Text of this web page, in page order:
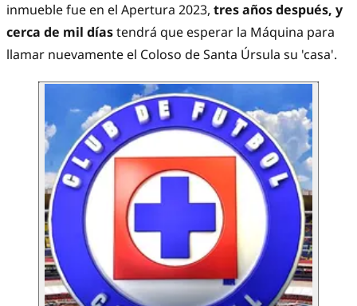
inmueble fue en el Apertura 2023, tres años después, y
cerca de mil díastendrá que esperar la Máquina para
llamar nuevamente el Coloso de Santa Úrsula su 'casa'.